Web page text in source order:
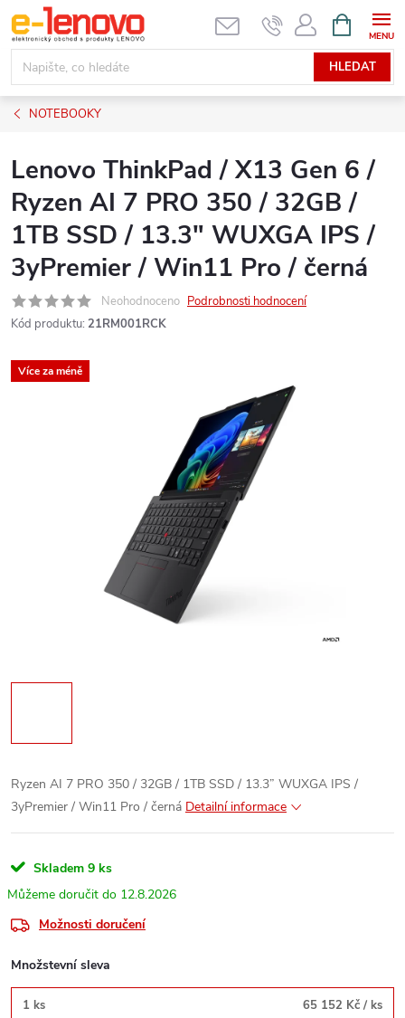
Přejít
na
obsah
HLEDAT
NÁKUPNÍ
KOŠÍK
NOTEBOOKY
Lenovo ThinkPad / X13 Gen 6 /
Ryzen AI 7 PRO 350 / 32GB /
1TB SSD / 13.3" WUXGA IPS /
3yPremier / Win11 Pro / černá
Neohodnoceno Podrobnosti hodnocení
Kód produktu: 21RM001RCK
Více za méně
Ryzen AI 7 PRO 350 / 32GB / 1TB SSD / 13.3” WUXGA IPS /
3yPremier / Win11 Pro / černá Detailní informace
Skladem 9 ks
12.8.2026
Možnosti doručení
Množstevní sleva
1 ks 65 152 Kč / ks